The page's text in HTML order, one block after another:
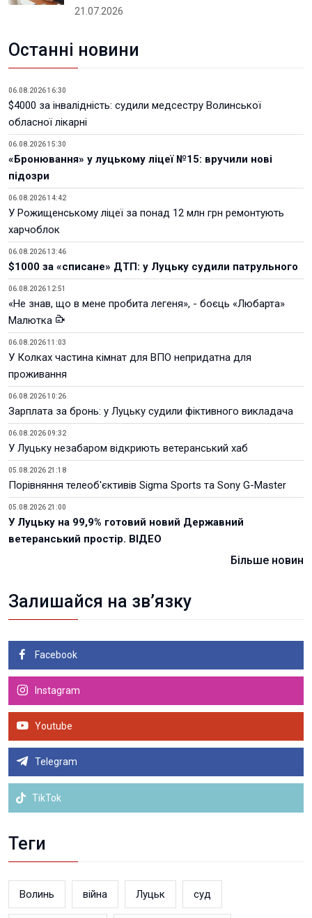
21.07.2026
Останні новини
06.08.2026 16:30
$4000 за інвалідність: судили медсестру Волинської
обласної лікарні
06.08.2026 15:30
«Бронювання» у луцькому ліцеї №15: вручили нові
підозри
06.08.2026 14:42
У Рожищенському ліцеї за понад 12 млн грн ремонтують
харчоблок
06.08.2026 13:46
$1000 за «списане» ДТП: у Луцьку судили патрульного
06.08.2026 12:51
«Не знав, що в мене пробита легеня», - боєць «Любарта»
Малютка
06.08.2026 11:03
У Колках частина кімнат для ВПО непридатна для
проживання
06.08.2026 10:26
Зарплата за бронь: у Луцьку судили фіктивного викладача
06.08.2026 09:32
У Луцьку незабаром відкриють ветеранський хаб
05.08.2026 21:18
Порівняння телеоб'єктивів Sigma Sports та Sony G-Master
05.08.2026 21:00
У Луцьку на 99,9% готовий новий Державний
ветеранський простір. ВІДЕО
Більше новин
Залишайся на зв’язку
Facebook
Instagram
Youtube
Telegram
TikTok
Теги
Волинь війна Луцьк суд